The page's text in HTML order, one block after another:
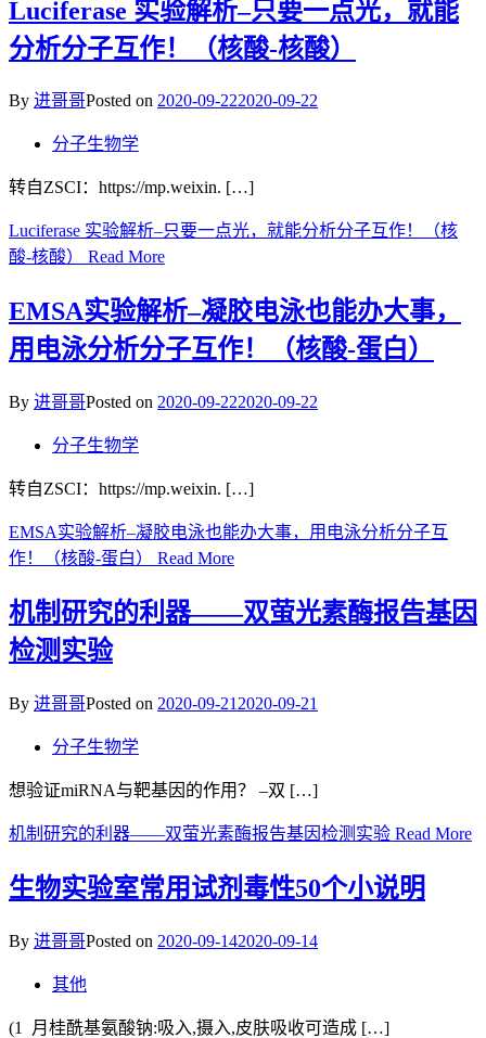
Luciferase 实验解析–只要一点光，就能
分析分子互作！（核酸-核酸）
By 进哥哥Posted on 2020-09-222020-09-22
分子生物学
转自ZSCI：https://mp.weixin. […]
Luciferase 实验解析–只要一点光，就能分析分子互作！（核
酸-核酸）
Read More
EMSA实验解析–凝胶电泳也能办大事，
用电泳分析分子互作！（核酸-蛋白）
By 进哥哥Posted on 2020-09-222020-09-22
分子生物学
转自ZSCI：https://mp.weixin. […]
EMSA实验解析–凝胶电泳也能办大事，用电泳分析分子互
作！（核酸-蛋白）
Read More
机制研究的利器——双萤光素酶报告基因
检测实验
By 进哥哥Posted on 2020-09-21 2020-09-21
分子生物学
想验证miRNA与靶基因的作用？ –双 […]
机制研究的利器——双萤光素酶报告基因检测实验 Read More
生物实验室常用试剂毒性50个小说明
By 进哥哥Posted on 2020-09-142020-09-14
其他
(1 月桂酰基氨酸钠:吸入,摄入,皮肤吸收可造成 […]